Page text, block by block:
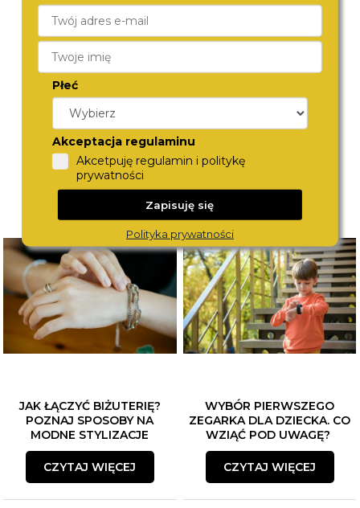
TOMMY HILFIGER
1710633
690,-
JAK ŁĄCZYĆ BIŻUTERIĘ?
POZNAJ SPOSOBY NA
MODNE STYLIZACJE
CZYTAJ WIĘCEJ
WYBÓR PIERWSZEGO
ZEGARKA DLA DZIECKA. CO
WZIĄĆ POD UWAGĘ?
CZYTAJ WIĘCEJ
Płeć
Akceptacja regulaminu
Akcetpuję regulamin i politykę
prywatności
Zapisuję się
Polityka prywatności